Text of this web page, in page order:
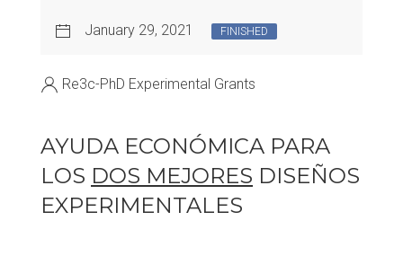
January 29, 2021 FINISHED
Re3c-PhD Experimental Grants
AYUDA ECONÓMICA PARA
LOS DOS MEJORES DISEÑOS
EXPERIMENTALES